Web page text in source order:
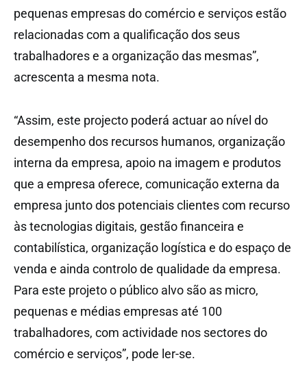
pequenas empresas do comércio e serviços estão
relacionadas com a qualificação dos seus
trabalhadores e a organização das mesmas”,
acrescenta a mesma nota.
“Assim, este projecto poderá actuar ao nível do
desempenho dos recursos humanos, organização
interna da empresa, apoio na imagem e produtos
que a empresa oferece, comunicação externa da
empresa junto dos potenciais clientes com recurso
às tecnologias digitais, gestão financeira e
contabilística, organização logística e do espaço de
venda e ainda controlo de qualidade da empresa.
Para este projeto o público alvo são as micro,
pequenas e médias empresas até 100
trabalhadores, com actividade nos sectores do
comércio e serviços”, pode ler-se.